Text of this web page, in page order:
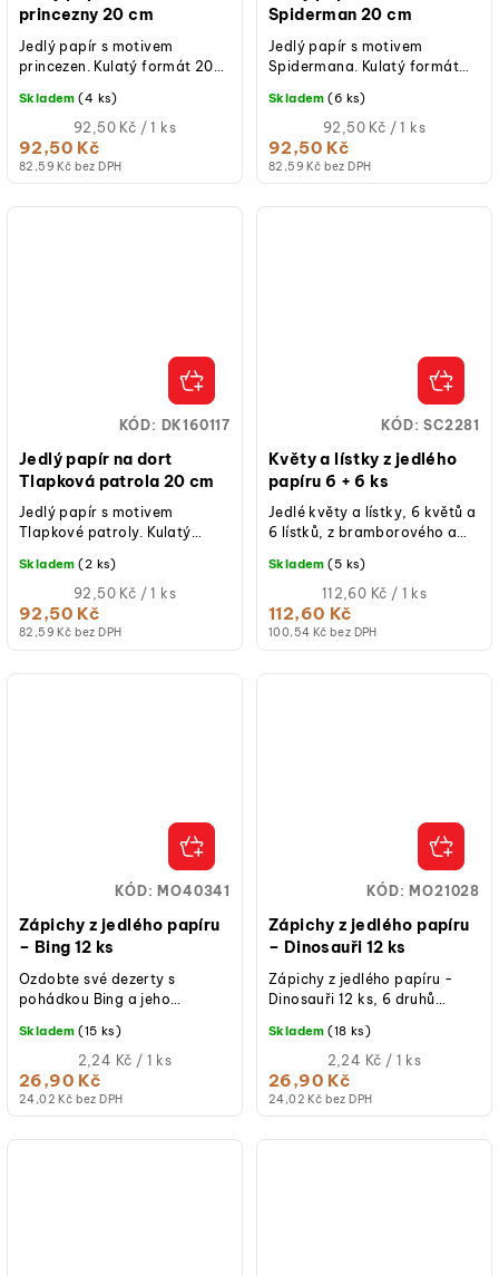
princezny 20 cm
82,59 Kč bez DPH
92,50 Kč
Měrná
cena:
92,50 Kč / 1 ks
Skladem (4 ks)
Jedlý papír s motivem
princezen. Kulatý formát 20
rychlému zdobení dortů a
dezertů.
Spiderman 20 cm
82,59 Kč bez DPH
92,50 Kč
Měrná
cena:
92,50 Kč / 1 ks
Skladem (6 ks)
Jedlý papír s motivem
Spidermana. Kulatý formát
rychlému zdobení dortů a
dezertů.
Jedlý papír na dort
Tlapková patrola 20 cm
82,59 Kč bez DPH
92,50 Kč
Měrná
cena:
92,50 Kč / 1 ks
Skladem (2 ks)
Jedlý papír s motivem
Tlapkové patroly. Kulatý
určený k rychlému zdobení
dortů a dezertů.
KÓD: DK160117
Květy a lístky z jedlého
papíru 6 + 6 ks
100,54 Kč bez DPH
112,60 Kč
Měrná
cena:
112,60 Kč / 1 ks
Skladem (5 ks)
Jedlé květy a lístky, 6 květů a
6 lístků, z bramborového a
květu 4,5 cm.
KÓD:SC2281
Zápichy z jedlého papíru
– Bing 12 ks
24,02 Kč bez DPH
26,90 Kč
Měrná
cena:
2,24 Kč / 1 ks
Skladem (15 ks)
Ozdobte své dezerty s
pohádkou Bing a jeho
dokonalou dětskou oslavu
Vyzkoušejte zápichy...
KÓD: MO40341
Zápichy z jedlého papíru
– Dinosauři 12 ks
24,02 Kč bez DPH
26,90 Kč
Měrná
cena:
2,24 Kč / 1 ks
Skladem (18 ks)
Zápichy z jedlého papíru -
Dinosauři 12 ks, 6 druhů
ideální na cupcakes, dorty a
sušenky,...
KÓD: MO21028